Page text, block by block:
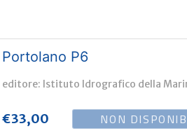
Portolano P6
editore: Istituto Idrografico della
€33,00 NON